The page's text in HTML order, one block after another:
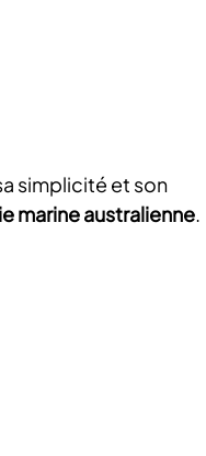
simplicité et son
marine australienne.